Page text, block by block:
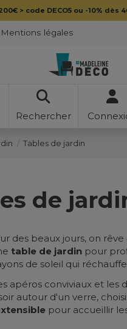
💳 Payez en 4x sans frais
Mentions légales
Rechercher
Tables de jardin
de
des beaux jours, on
table de jardin pour
de soleil qui
apéros conviviaux et les
autour d'un verre,
pour accueillir